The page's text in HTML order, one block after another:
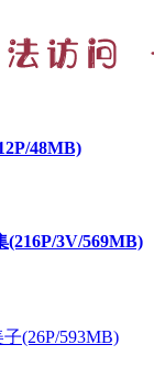
48MB)
(216P/3V/569MB)